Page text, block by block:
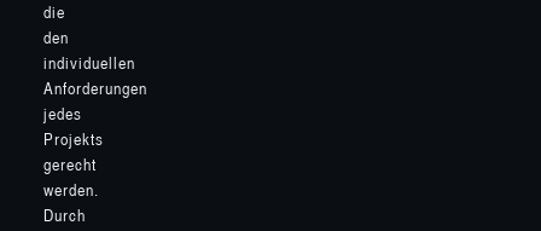
die
den
individuellen
Anforderungen
jedes
Projekts
gerecht
werden.
Durch